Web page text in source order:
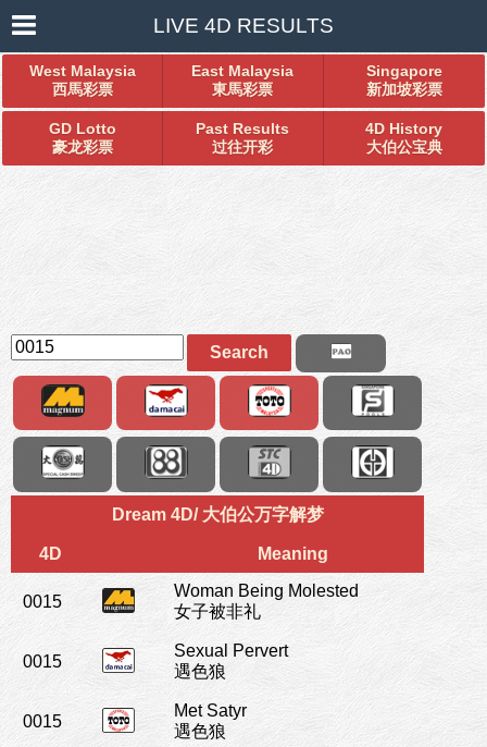
LIVE 4D RESULTS
West Malaysia
西馬彩票
East Malaysia
東馬彩票
Singapore
新加坡彩票
GD Lotto
豪龙彩票
Past Results
过往开彩
4D History
大伯公宝典
Search
Dream 4D/ 大伯公万字解梦
4D Meaning
0015
Woman Being Molested
女子被非礼
0015
Sexual Pervert
遇色狼
0015
Met Satyr
遇色狼